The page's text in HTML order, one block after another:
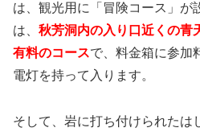
は、観光用に「冒険コース」が
は、 秋芳洞内の入り口近くの青
有料のコースで、料金箱に参加
電灯を持って入ります。
そして、岩に打ち付けられたは